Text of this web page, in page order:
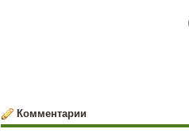
Комментарии